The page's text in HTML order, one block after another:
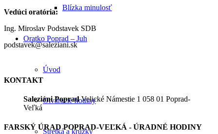
Blízka minulosť
Oratko Poprad – Juh
Úvod
Otváracie hodiny
Stretká a krúžky
Vedúci oratória:
Ing. Miroslav Podstavek SDB
podstavek@saleziani.sk
KONTAKT
Saleziáni PopradVelické Námestie 1 058 01 Poprad-
Veľká
FARSKÝ ÚRAD POPRAD-VEĽKÁ - ÚRADNÉ HODINY